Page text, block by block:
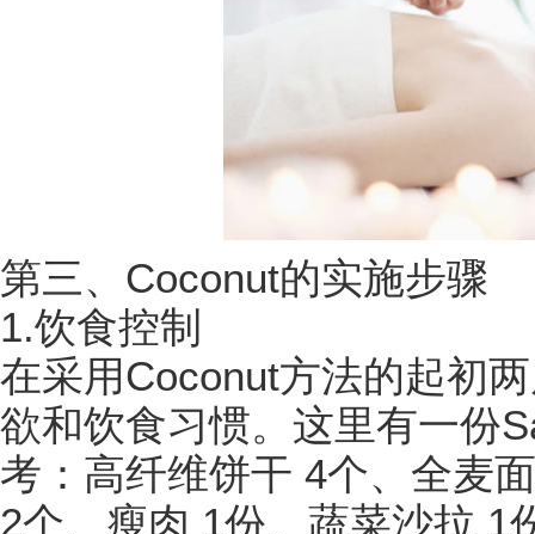
第三、Coconut的实施步骤
1.饮食控制
在采用Coconut方法的起初
欲和饮食习惯。这里有一份
考：高纤维饼干 4个、全麦
2个、瘦肉 1份、蔬菜沙拉 1